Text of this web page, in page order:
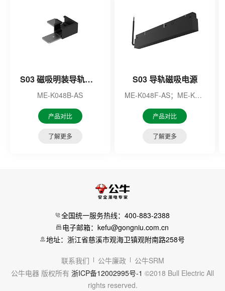
S03 磁吸明装导轨水平直角配件
ME-K048B-AS
产品对比
了解更多
S03 导轨磁吸电源
ME-K048F-AS；ME-K048U-AS
产品对比
了解更多
全国统一服务热线：400-883-2388
电子邮箱：kefu@gongniu.com.cn
地址：浙江省慈溪市观海卫镇观附南路258号
联系我们 公牛廉政
公牛SRM
公牛电器 版权所有 浙ICP备12002995号-1 ©2018 Bull Electric All
rights reserved.